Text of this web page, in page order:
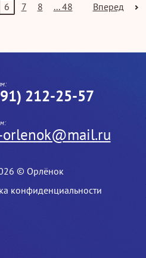
6 7 8 ... 48 Вперед
212-25-57
© Орлёнок
конфиденциальности